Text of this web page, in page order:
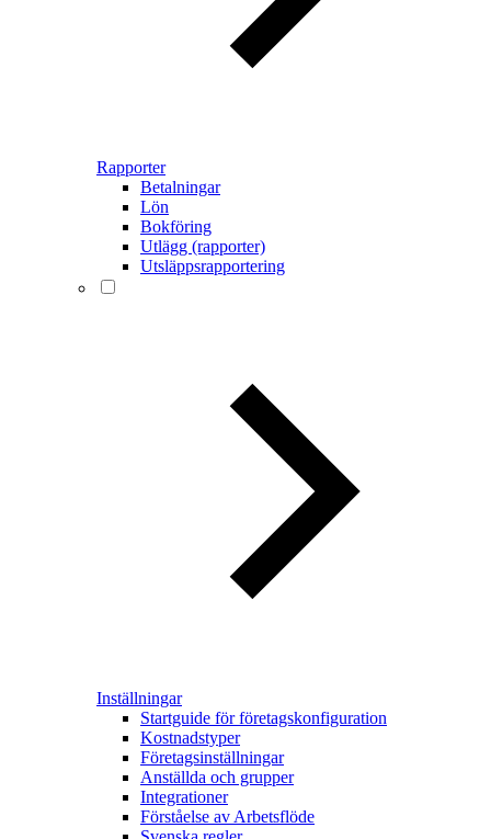
Rapporter
Betalningar
Lön
Bokföring
Utlägg (rapporter)
Utsläppsrapportering
Inställningar
Startguide för företagskonfiguration
Kostnadstyper
Företagsinställningar
Anställda och grupper
Integrationer
Förståelse av Arbetsflöde